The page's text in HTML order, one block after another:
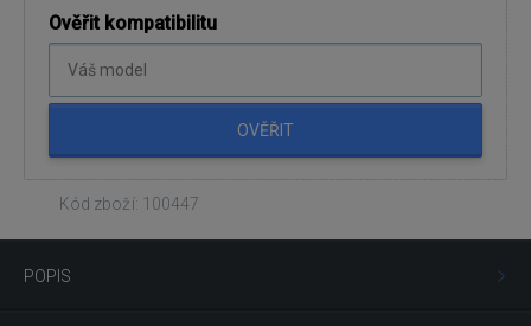
Ověřit kompatibilitu
OVĚŘIT
Kód zboží: 100447
POPIS